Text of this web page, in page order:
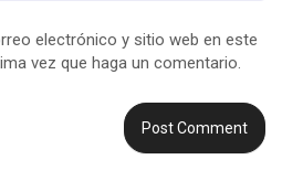
electrónico y sitio web en este
vez que haga un comentario.